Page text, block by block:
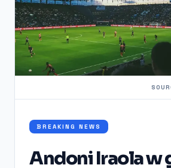
BREAKING NEWS
Andoni Iraola w